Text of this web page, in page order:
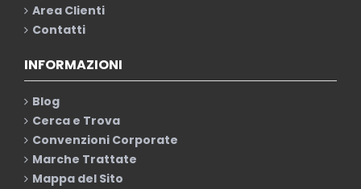
Area Clienti
Contatti
INFORMAZIONI
Blog
Cerca e Trova
Convenzioni Corporate
Marche Trattate
Mappa del Sito